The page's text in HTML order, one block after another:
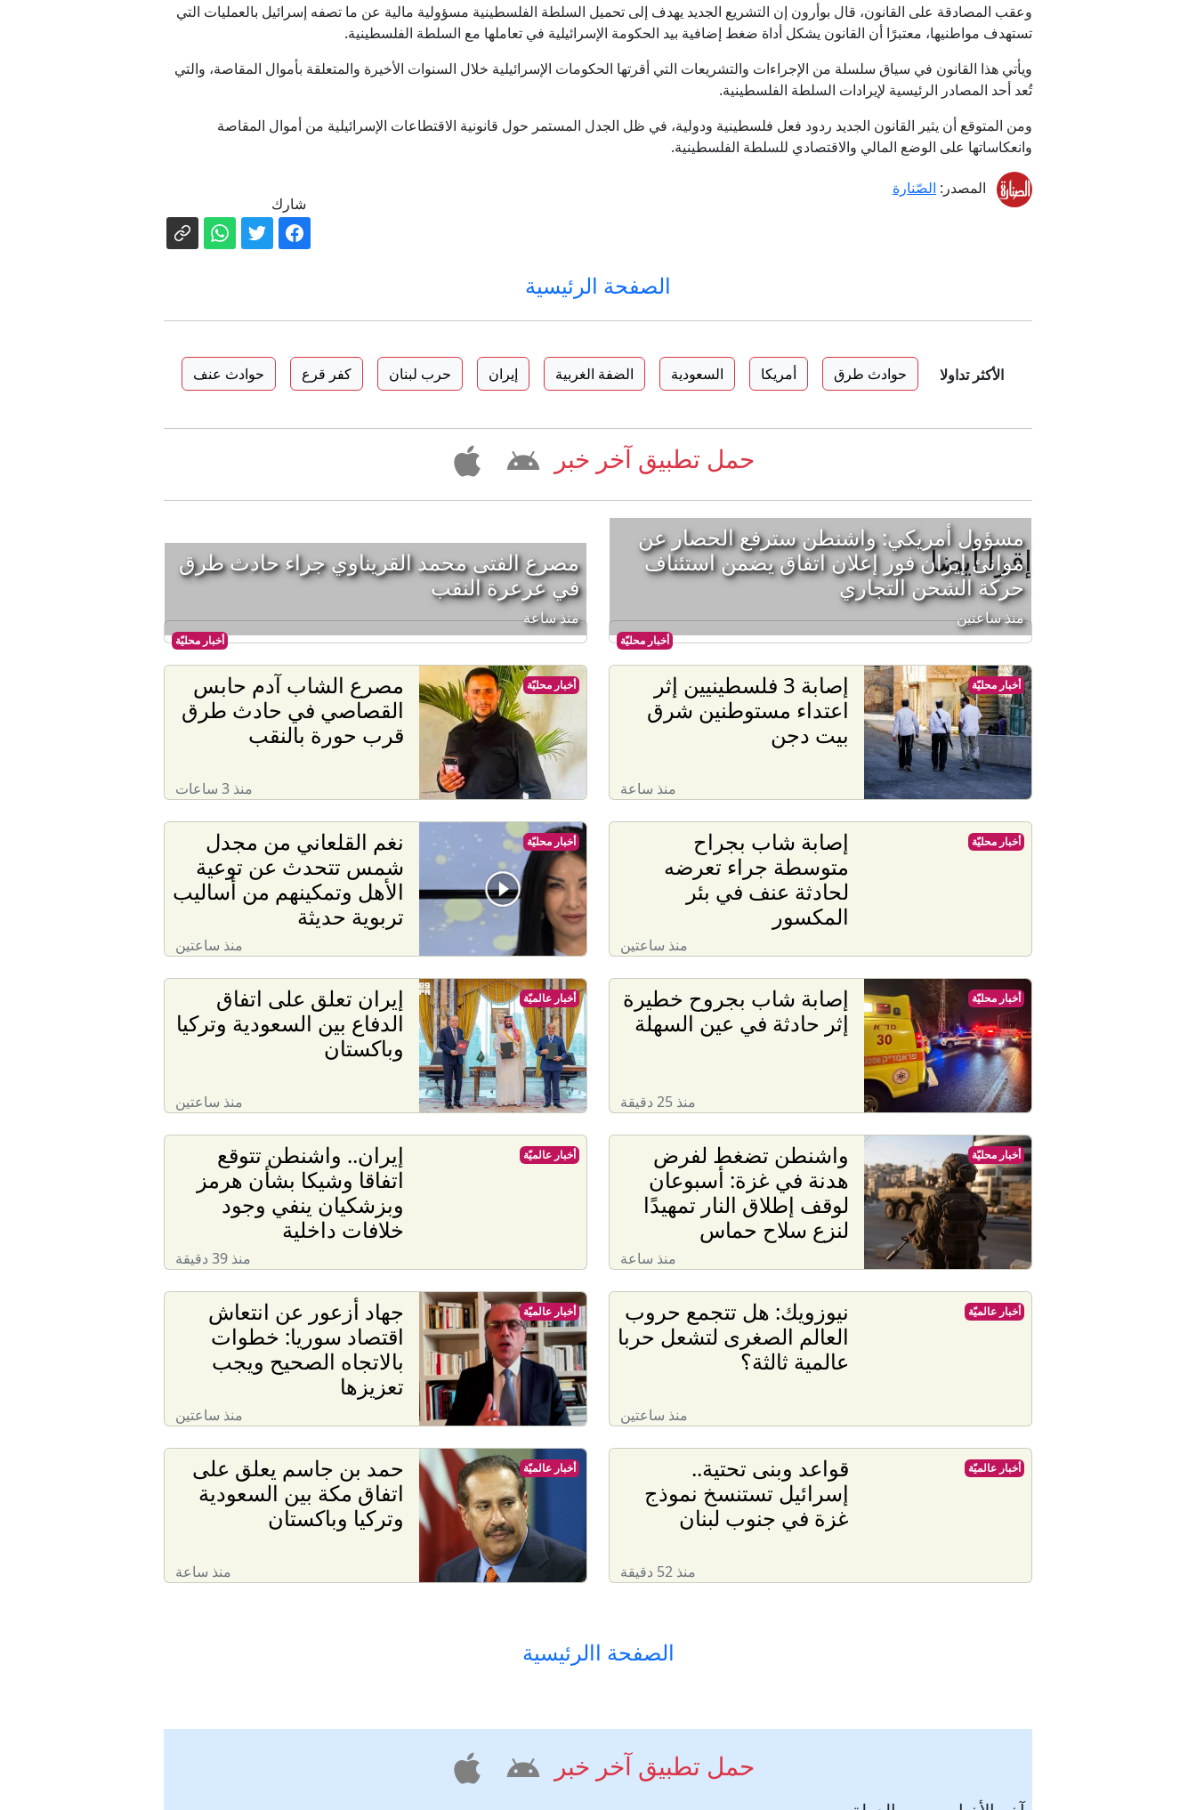
وعقب المصادقة على القانون، قال بوأرون إن التشريع الجديد يهدف إلى تحميل السلطة الفلسطينية مسؤولية مالية عن ما تصفه إسرائيل بالعمليات التي
تستهدف مواطنيها، معتبرًا أن القانون يشكل أداة ضغط إضافية بيد الحكومة الإسرائيلية في تعاملها مع السلطة الفلسطينية.
ويأتي هذا القانون في سياق سلسلة من الإجراءات والتشريعات التي أقرتها الحكومات الإسرائيلية خلال السنوات الأخيرة والمتعلقة بأموال المقاصة، والتي
تُعد أحد المصادر الرئيسية لإيرادات السلطة الفلسطينية.
ومن المتوقع أن يثير القانون الجديد ردود فعل فلسطينية ودولية، في ظل الجدل المستمر حول قانونية الاقتطاعات الإسرائيلية من أموال المقاصة
وانعكاساتها على الوضع المالي والاقتصادي للسلطة الفلسطينية.
المصدر: الصّنارة
شارك
الصفحة الرئيسية
الأكثر تداولا حوادث طرق أمريكا السعودية الضفة الغربية إيران حرب لبنان كفر قرع حوادث عنف
حمل تطبيق آخر خبر
إقرأ أيضا
أخبار محليّة
مسؤول أمريكي: واشنطن سترفع الحصار عن
موانئ إيران فور إعلان اتفاق يضمن استئناف
حركة الشحن التجاري
منذ ساعتين
أخبار محليّة
مصرع الفتى محمد القريناوي جراء حادث طرق
في عرعرة النقب
منذ ساعة
إصابة 3 فلسطينيين إثر
اعتداء مستوطنين شرق
بيت دجن
منذ ساعة
أخبار محليّة
مصرع الشاب آدم حابس
القصاصي في حادث طرق
قرب حورة بالنقب
منذ 3 ساعات
أخبار محليّة
إصابة شاب بجراح
متوسطة جراء تعرضه
لحادثة عنف في بئر
المكسور
منذ ساعتين
أخبار محليّة
نغم القلعاني من مجدل
شمس تتحدث عن توعية
الأهل وتمكينهم من أساليب
تربوية حديثة
منذ ساعتين
أخبار محليّة
إصابة شاب بجروح خطيرة
إثر حادثة في عين السهلة
منذ 25 دقيقة
أخبار محليّة
إيران تعلق على اتفاق
الدفاع بين السعودية وتركيا
وباكستان
منذ ساعتين
أخبار عالميّة
واشنطن تضغط لفرض
هدنة في غزة: أسبوعان
لوقف إطلاق النار تمهيدًا
لنزع سلاح حماس
منذ ساعة
أخبار محليّة
إيران.. واشنطن تتوقع
اتفاقا وشيكا بشأن هرمز
وبزشكيان ينفي وجود
خلافات داخلية
منذ 39 دقيقة
أخبار عالميّة
نيوزويك: هل تتجمع حروب
العالم الصغرى لتشعل حربا
عالمية ثالثة؟
منذ ساعتين
أخبار عالميّة
جهاد أزعور عن انتعاش
اقتصاد سوريا: خطوات
بالاتجاه الصحيح ويجب
تعزيزها
منذ ساعتين
أخبار عالميّة
قواعد وبنى تحتية..
إسرائيل تستنسخ نموذج
غزة في جنوب لبنان
منذ 52 دقيقة
أخبار عالميّة
حمد بن جاسم يعلق على
اتفاق مكة بين السعودية
وتركيا وباكستان
منذ ساعة
أخبار عالميّة
الصفحة االرئيسية
حمل تطبيق آخر خبر